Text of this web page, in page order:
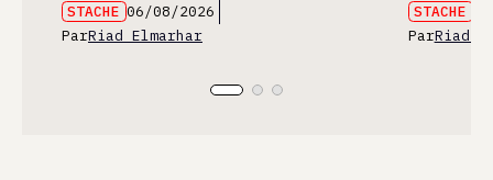
STACHE 06/08/2026
ParRiad Elmarhar
STACHE
ParRiad